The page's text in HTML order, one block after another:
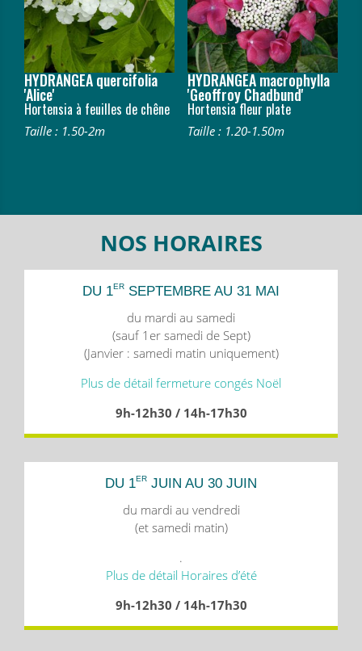
HYDRANGEA quercifolia
'Alice'
Hortensia à feuilles de chêne
Taille : 1.50-2m
HYDRANGEA macrophylla
'Geoffroy Chadbund'
Hortensia fleur plate
Taille : 1.20-1.50m
NOS HORAIRES
DU 1ER SEPTEMBRE AU 31 MAI
du mardi au samedi
(sauf 1er samedi de Sept)
(Janvier : samedi matin uniquement)
Plus de détail fermeture congés Noël
9h-12h30 / 14h-17h30
DU 1ER JUIN AU 30 JUIN
du mardi au vendredi
(et samedi matin)
.
Plus de détail Horaires d’été
9h-12h30 / 14h-17h30